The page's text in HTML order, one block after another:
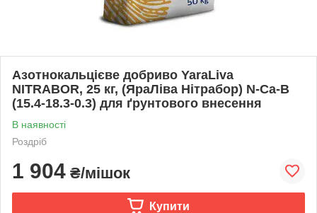
Азотнокальцієве добриво YaraLiva
NITRABOR, 25 кг, (ЯраЛіва Нітрабор) N-Ca-B
(15.4-18.3-0.3) для ґрунтового внесення
В наявності
Роздріб
1 904 ₴/мішок
Купити